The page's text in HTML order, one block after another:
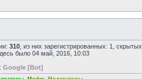
310 , из них зарегистрированных: 1,
было 04 май, 2016, 10:03
Google [Bot]